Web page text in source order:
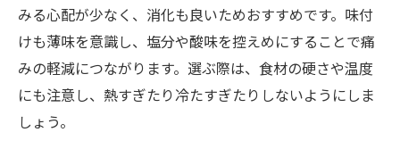
みる心配が少なく、消化も良いためおすすめです。味付
けも薄味を意識し、塩分や酸味を控えめにすることで痛
みの軽減につながります。選ぶ際は、食材の硬さや温度
にも注意し、熱すぎたり冷たすぎたりしないようにしま
しょう。